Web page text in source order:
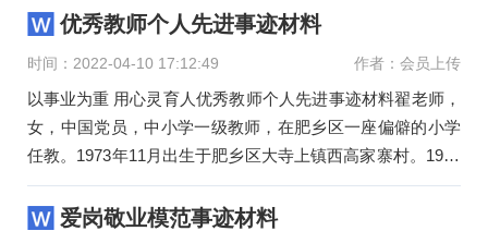
优秀教师个人先进事迹材料
时间：2022-04-10 17:12:49 作者：会员上传
以事业为重 用心灵育人优秀教师个人先进事迹材料翟老师，
女，中国党员，中小学一级教师，在肥乡区一座偏僻的小学
任教。1973年11月出生于肥乡区大寺上镇西高家寨村。1993
年毕业于河
爱岗敬业模范事迹材料